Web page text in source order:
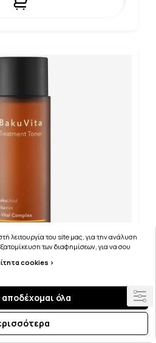
TREATMENT TONER
200ML
λειτουργία του site μας, για την ανάλυση
των διαφημίσεων, για να σου
μας για τα cookies
cookies >
αποδέχομαι όλα